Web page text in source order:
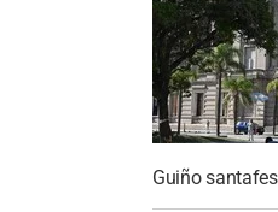
Guiño